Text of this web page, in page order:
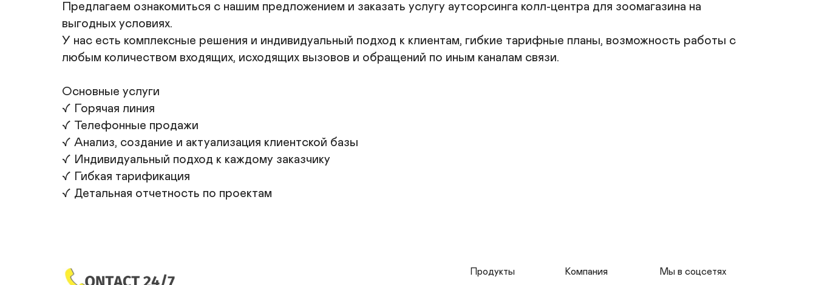
Предлагаем ознакомиться с нашим предложением и заказать услугу аутсорсинга колл-центра для зоомагазина на
выгодных условиях.
У нас есть комплексные решения и индивидуальный подход к клиентам, гибкие тарифные планы, возможность работы с
любым количеством входящих, исходящих вызовов и обращений по иным каналам связи.
Основные услуги
✓ Горячая линия
✓ Телефонные продажи
✓ Анализ, создание и актуализация клиентской базы
✓ Индивидуальный подход к каждому заказчику
✓ Гибкая тарификация
✓ Детальная отчетность по проектам
Продукты Компания Мы в соцсетях